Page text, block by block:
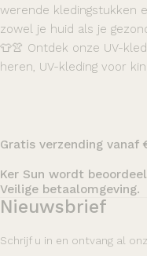
werende kledingstukken
zowel je huid als je
👕👚 Ontdek onze UV-
heren, UV-kleding voor
Gratis verzending vanaf
Ker Sun wordt
Veilige betaalomgeving.
Nieuwsbrief
Schrijf u in en ontvang al